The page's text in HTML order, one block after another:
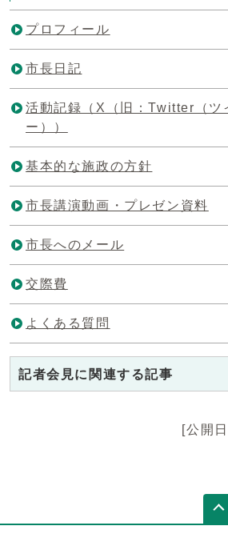
プロフィール
市長日記
活動記録（X（旧：Twitter（ツ
ー））
基本的な施政の方針
市長講演動画・プレゼン資料
市長へのメール
交際費
よくある質問
記者会見に関連する記事
[公開